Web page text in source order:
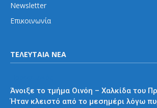
Newsletter
Επικοινωνία
ΤΕΛΕΥΤΑΙΑ ΝΕΑ
Άνοιξε το τμήμα Οινόη – Χαλκίδα του
Ήταν κλειστό από το μεσημέρι λόγω